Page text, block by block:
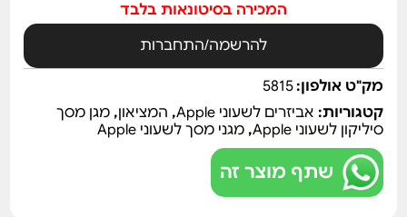
המכירה בסיטונאות בלבד
להרשמה/התחברות
מק"ט אולפון:5815
קטגוריות: אביזרים לשעוני Apple , המציאון,מגן מסך
סיליקון לשעוני Apple
,מגני מסך לשעוני Apple
שתף מוצר זה